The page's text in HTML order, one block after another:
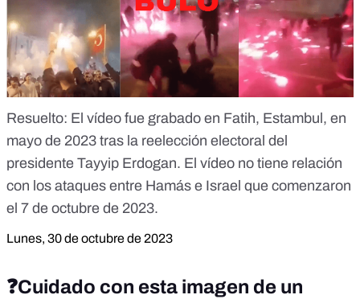
Resuelto: El vídeo fue grabado en Fatih, Estambul, en
mayo de 2023 tras la reelección electoral del
presidente Tayyip Erdogan. El vídeo no tiene relación
con los ataques entre Hamás e Israel que comenzaron
el 7 de octubre de 2023.
Lunes, 30 de octubre de 2023
❓Cuidado con esta imagen de un